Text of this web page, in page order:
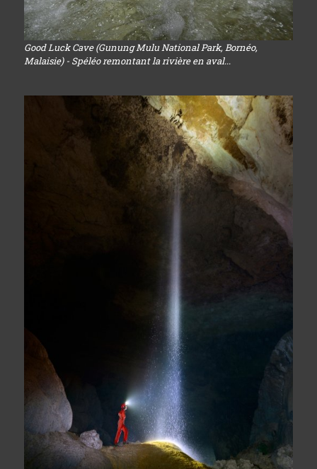
Good Luck Cave (Gunung Mulu National Park, Bornéo,
Malaisie) - Spéléo remontant la rivière en aval...